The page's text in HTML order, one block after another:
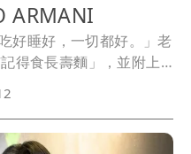
ARMANI
好睡好，一切都好。」老
得食長壽麵」，並附上